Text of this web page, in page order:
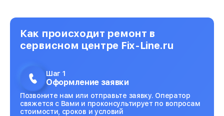
Как происходит ремонт в
сервисном центре Fix-Line.ru
Шаг 1
Оформление заявки
Позвоните нам или отправьте заявку. Оператор
свяжется с Вами и проконсультирует по вопросам
стоимости, сроков и условий